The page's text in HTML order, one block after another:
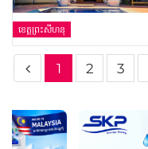
ខេត្តព្រះសីហនុ
1 2 3